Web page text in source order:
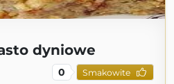
dyniowe
0 Smakowite